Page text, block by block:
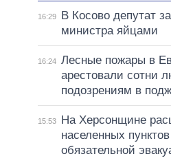
16:29
В Косово депутат
министра яйцами
16:24 Лесные пожары в
арестовали сотни
подозрениям в
15:53
На Херсонщине
населенных
обязательной